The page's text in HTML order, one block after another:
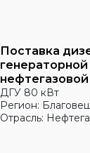
Поставка
ДГУ 80 кВт
Регион:
Отрасль: